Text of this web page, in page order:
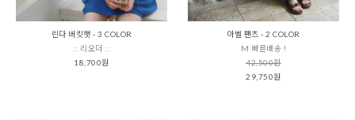
린다 버킷햇 - 3 COLOR
:: 리오더 ::
18,700원
아벨 팬츠 - 2 COLOR
M 빠른배송 !
42,500원
29,750원